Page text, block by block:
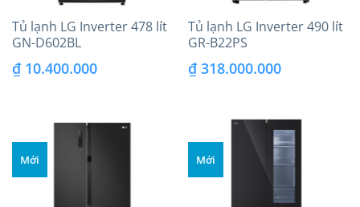
Tủ lạnh LG Inverter 478 lít
GN-D602BL
₫10.400.000
Tủ lạnh LG Inverter 490 lít
GR-B22PS
₫318.000.000
Mới Mới